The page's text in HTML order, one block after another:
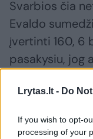
Lrytas.lt - Do
If you wish to opt-
processing of your
Svarbios čia
Evaldo
įvertinti 160, 6
pasakysiu, jog
Iki šiol
sumedžiojo